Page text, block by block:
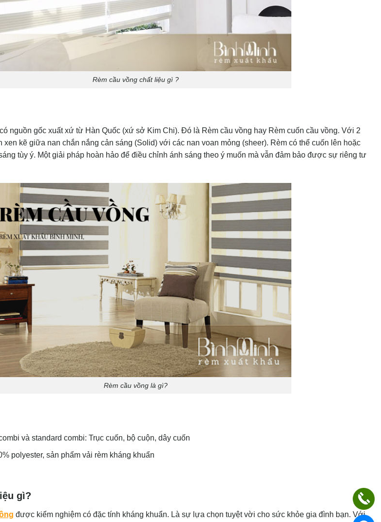
Rèm cầu vồng chất liệu gì ?
nguồn gốc xuất xứ từ Hàn Quốc (xứ sở Kim Chi). Đó là Rèm cầu vồng hay Rèm cuốn cầu vồng. Với 2
xen kẽ giữa nan chắn nắng cản sáng (Solid) với các nan voan mỏng (sheer). Rèm có thể cuốn lên hoặc
tùy ý. Một giải pháp hoàn hảo để điều chỉnh ánh sáng theo ý muốn mà vẫn đảm bảo được sự riêng tư
Rèm cầu vồng là gì?
và standard combi: Trục cuốn, bộ cuộn, dây cuốn
polyester, sản phẩm vải rèm kháng khuẩn
gì?
được kiểm nghiệm có đặc tính kháng khuẩn. Là sự lựa chọn tuyệt vời cho sức khỏe gia đình bạn. Với